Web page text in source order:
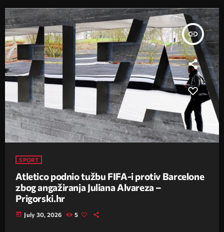
insert_link
SPORT
Atletico podnio tužbu FIFA-i protiv Barcelone
zbog angažiranja Juliana Alvareza –
Prigorski.hr
today July 30, 2026 5